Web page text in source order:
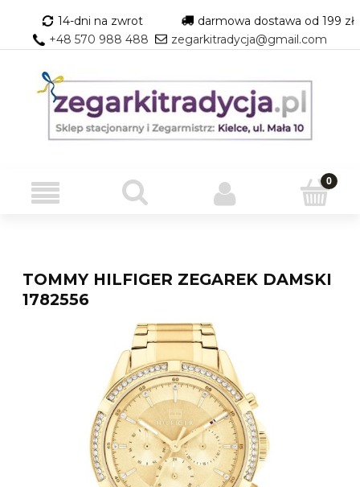
14-dni na zwrot
darmowa dostawa od 199 zł
+48 570 988 488
zegarkitradycja@gmail.com
TOMMY HILFIGER ZEGAREK DAMSKI
1782556